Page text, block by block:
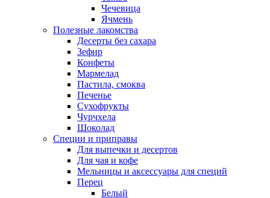
Чечевица
Ячмень
Полезные лакомства
Десерты без сахара
Зефир
Конфеты
Мармелад
Пастила, смоква
Печенье
Сухофрукты
Чурчхела
Шоколад
Специи и приправы
Для выпечки и десертов
Для чая и кофе
Мельницы и аксессуары для специй
Перец
Белый